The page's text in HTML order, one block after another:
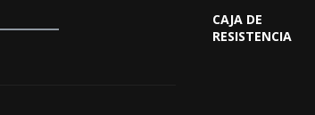
CAJA DE
RESISTENCIA